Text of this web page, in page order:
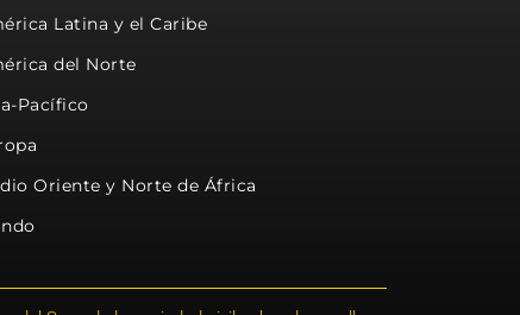
Latina y el Caribe
del Norte
Pacífico
Oriente y Norte de África